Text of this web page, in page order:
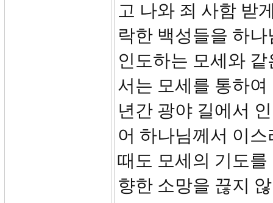
고 나와 죄 사함 받
락한 백성들을 하
인도하는 모세와
서는 모세를 통하
년간 광야 길에서
어 하나님께서 이
때도 모세의 기도
향한 소망을 끊지